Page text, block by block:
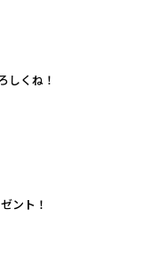
しくね！
ント！